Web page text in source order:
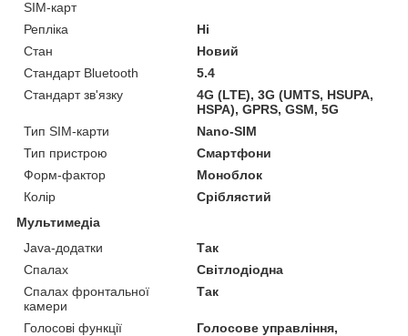
SIM-карт
Репліка
Ні
Стан
Новий
Стандарт Bluetooth
5.4
Стандарт зв'язку
4G (LTE), 3G (UMTS, HSUPA,
HSPA), GPRS, GSM, 5G
Тип SIM-карти
Nano-SIM
Тип пристрою
Смартфони
Форм-фактор
Моноблок
Колір
Сріблястий
Мультимедіа
Java-додатки
Так
Спалах
Світлодіодна
Спалах фронтальної
камери
Так
Голосові функції
Голосове управління,